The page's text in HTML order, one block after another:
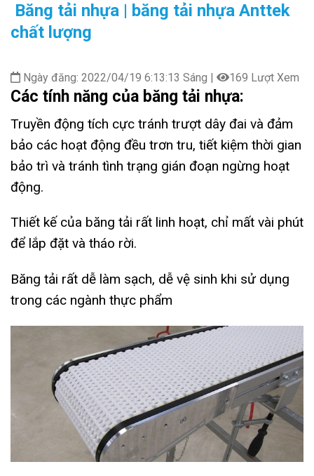
Băng tải nhựa | băng tải nhựa Anttek
chất lượng
Ngày đăng: 2022/04/19 6:13:13 Sáng | 169 Lượt Xem
Các tính năng của băng tải nhựa:
Truyền động tích cực tránh trượt dây đai và đảm
bảo các hoạt động đều trơn tru, tiết kiệm thời gian
bảo trì và tránh tình trạng gián đoạn ngừng hoạt
động.
Thiết kế của băng tải rất linh hoạt, chỉ mất vài phút
để lắp đặt và tháo rời.
Băng tải rất dễ làm sạch, dễ vệ sinh khi sử dụng
trong các ngành thực phẩm